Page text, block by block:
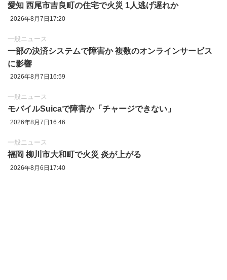
愛知 西尾市吉良町の住宅で火災 1人逃げ遅れか
2026年8月7日17:20
一般ニュース
一部の決済システムで障害か 複数のオンラインサービス
に影響
2026年8月7日16:59
一般ニュース
モバイルSuicaで障害か「チャージできない」
2026年8月7日16:46
一般ニュース
福岡 柳川市大和町で火災 炎が上がる
2026年8月6日17:40